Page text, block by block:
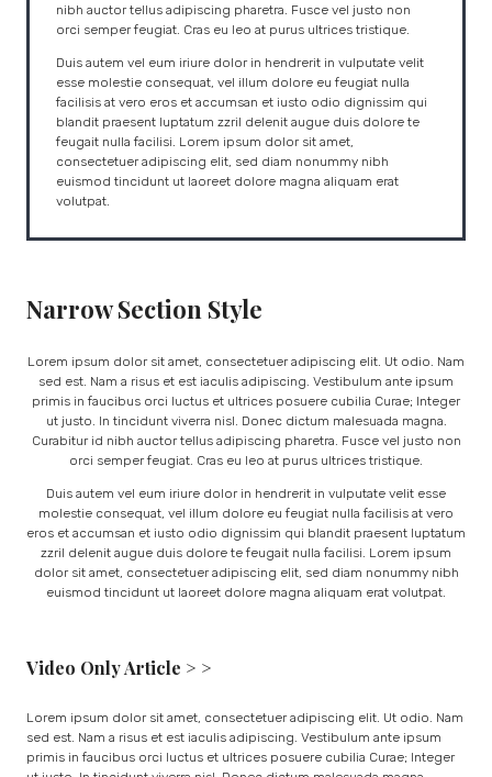
nibh auctor tellus adipiscing pharetra. Fusce vel justo non
orci semper feugiat. Cras eu leo at purus ultrices tristique.
Duis autem vel eum iriure dolor in hendrerit in vulputate velit
esse molestie consequat, vel illum dolore eu feugiat nulla
facilisis at vero eros et accumsan et iusto odio dignissim qui
blandit praesent luptatum zzril delenit augue duis dolore te
feugait nulla facilisi. Lorem ipsum dolor sit amet,
consectetuer adipiscing elit, sed diam nonummy nibh
euismod tincidunt ut laoreet dolore magna aliquam erat
volutpat.
Narrow Section Style
Lorem ipsum dolor sit amet, consectetuer adipiscing elit. Ut odio. Nam
sed est. Nam a risus et est iaculis adipiscing. Vestibulum ante ipsum
primis in faucibus orci luctus et ultrices posuere cubilia Curae; Integer
ut justo. In tincidunt viverra nisl. Donec dictum malesuada magna.
Curabitur id nibh auctor tellus adipiscing pharetra. Fusce vel justo non
orci semper feugiat. Cras eu leo at purus ultrices tristique.
Duis autem vel eum iriure dolor in hendrerit in vulputate velit esse
molestie consequat, vel illum dolore eu feugiat nulla facilisis at vero
eros et accumsan et iusto odio dignissim qui blandit praesent luptatum
zzril delenit augue duis dolore te feugait nulla facilisi. Lorem ipsum
dolor sit amet, consectetuer adipiscing elit, sed diam nonummy nibh
euismod tincidunt ut laoreet dolore magna aliquam erat volutpat.
Video Only Article > >
Lorem ipsum dolor sit amet, consectetuer adipiscing elit. Ut odio. Nam
sed est. Nam a risus et est iaculis adipiscing. Vestibulum ante ipsum
primis in faucibus orci luctus et ultrices posuere cubilia Curae; Integer